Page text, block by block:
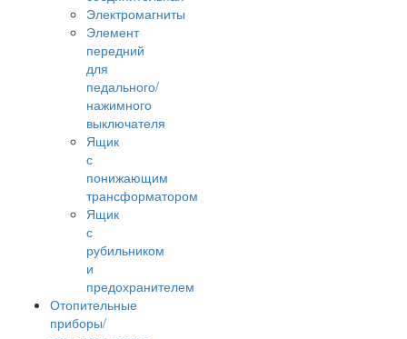
Электромагниты
Элемент
передний
для
педального/
нажимного
выключателя
Ящик
с
понижающим
трансформатором
Ящик
с
рубильником
и
предохранителем
Отопительные
приборы/